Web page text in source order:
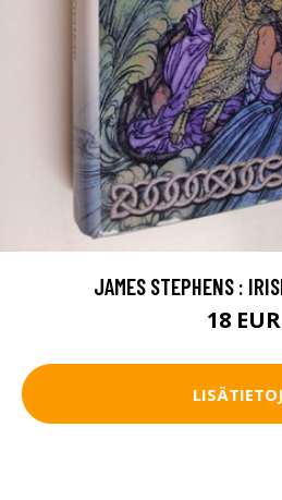
JAMES STEPHENS :
18 EUR